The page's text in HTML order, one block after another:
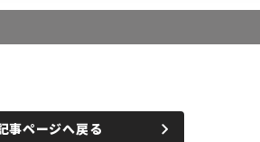
事ページへ戻る